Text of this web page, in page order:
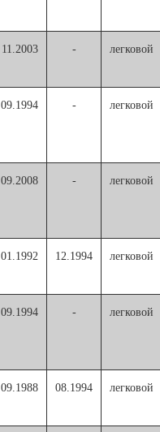
11.2003 - легковой
09.1994 - легковой
09.2008 - легковой
01.1992 12.1994 легковой
09.1994 - легковой
09.1988 08.1994 легковой